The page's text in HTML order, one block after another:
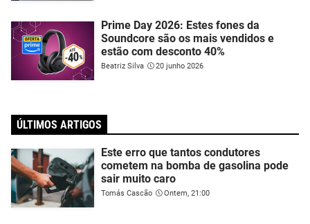
Prime Day 2026: Estes fones da
Soundcore são os mais vendidos e
estão com desconto 40%
Beatriz Silva 20 junho 2026
ÚLTIMOS ARTIGOS
Este erro que tantos condutores
cometem na bomba de gasolina pode
sair muito caro
Tomás Cascão Ontem, 21:00